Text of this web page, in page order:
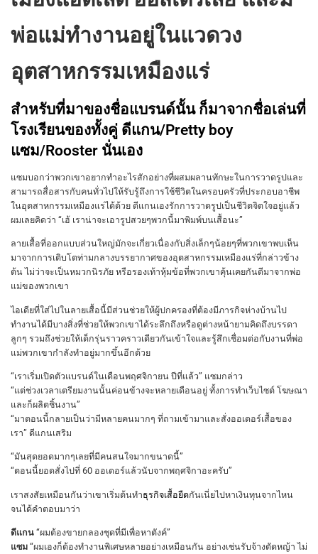
พ่อแม่ทำงานอยู่ในแวดวง
อุตสาหกรรมเหมืองแร่
สำหรับที่มาของชื่อแบรนด์นั้น ก็มาจากชื่อเล่นที่
โรงเรียนของทั้งคู่ ดีแกน/Pretty boy
แซม/Rooster นั่นเอง
แซมบอกว่าพวกเขาอยากทำอะไรสักอย่างที่ผสมผลานทักษะในการวาดรูปและ
สามารถสื่อสารกับคนทั่วไปให้รับรู้ถึงการใช้ชีวิตในครอบครัวที่ประกอบอาชีพ
ในอุตสาหกรรมเหมืองแร่ได้ด้วย ดีแกนเองรักการวาดรูปเป็นชีวิตจิตใจอยู่แล้ว
ผมเลยคิดว่า “เฮ้ เราน่าจะเอารูปสวยๆพวกนี้มาพิมพ์บนเสื้อนะ”
ลายเสื้อที่ออกแบบส่วนใหญ่มักจะเกี่ยวเนื่องกับสิ่งเล็กๆน้อยๆที่พวกเขาพบเห็น
มาจากการเติบโตท่ามกลางบรรยากาศของอุตสาหกรรมเหมืองแร่ที่กล่าวข้าง
ต้น ไม่ว่าจะเป็นหมวกนิรภัย หรือรองเท้าหุ้มข้อที่พวกเขาคุ้นเคยกันดีมาจากพ่อ
แม่ของพวกเขา
ไอเดียที่ใส่ไปในลายเสื้อนี้มีส่วนช่วยให้ผู้ปกครองที่ต้องมีภารกิจห่างบ้านไป
ทำงานได้มีบางสิ่งที่ช่วยให้พวกเขาได้ระลึกถึงหรือดูต่างหน้ายามคิดถึงบรรดา
ลูกๆ รวมถึงช่วยให้เด็กรุ่นราวคราวเดียวกันเข้าใจและรู้สึกเชื่อมต่อกับงานที่พ่อ
แม่พวกเขากำลังทำอยู่มากขึ้นอีกด้วย
“เราเริ่มเปิดตัวแบรนด์ในเดือนพฤศจิกายน ปีที่แล้ว” แซมกล่าว
“แต่ช่วงเวลาเตรียมงานนั้นค่อนข้างจะหลายเดือนอยู่ ทั้งการทำเว็บไซต์ โฆษณา
และก็ผลิตชิ้นงาน”
“มาตอนนี้กลายเป็นว่ามีหลายคนมากๆ ที่ถามเข้ามาและสั่งออเดอร์เสื้อของ
เรา” ดีแกนเสริม
“มันสุดยอดมากๆเลยที่มีคนสนใจมากขนาดนี้”
“ตอนนี้ยอดสั่งไปที่ 60 ออเดอร์แล้วนับจากพฤศจิกาอะครับ”
เราสงสัยเหมือนกันว่าเขาเริ่มต้นทำธุรกิจเสื้อยืดกันเนี่ยไปหาเงินทุนจากไหน
จนได้คำตอบมาว่า
ดีแกน “ผมต้องขายกลองชุดที่มีเพื่อหาตังค์”
แซม “ผมเองก็ต้องทำงานพิเศษหลายอย่างเหมือนกัน อย่างเช่นรับจ้างตัดหญ้า ไม่